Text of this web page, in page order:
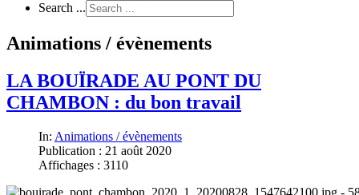
Search ...
Animations / évènements
LA BOUÏRADE AU PONT DU
CHAMBON : du bon travail
In: Animations / évènements
Publication : 21 août 2020
Affichages : 3110